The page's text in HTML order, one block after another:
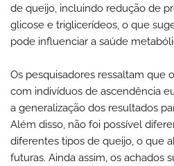
de queijo, incluindo redução de
glicose e triglicerídeos, o que
pode influenciar a saúde
Os pesquisadores ressaltam que
com indivíduos de ascendência
a generalização dos resultados
Além disso, não foi possível
diferentes tipos de queijo, o que
futuras. Ainda assim, os achados